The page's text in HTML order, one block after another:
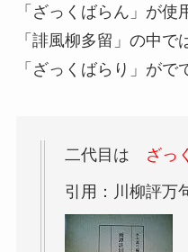
「ざっくばらん」が使
「誹風柳多留」の中で
「ざっくばらり」がで
二代目は ざっ
引用：川柳評万